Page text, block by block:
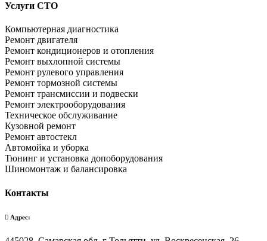
Услуги СТО
Компьютерная диагностика
Ремонт двигателя
Ремонт кондиционеров и отопления
Ремонт выхлопной системы
Ремонт рулевого управления
Ремонт тормозной системы
Ремонт трансмиссии и подвески
Ремонт электрооборудования
Техническое обслуживание
Кузовной ремонт
Ремонт автостекл
Автомойка и уборка
Тюнинг и установка допоборудования
Шиномонтаж и балансировка
Контакты
Адрес: